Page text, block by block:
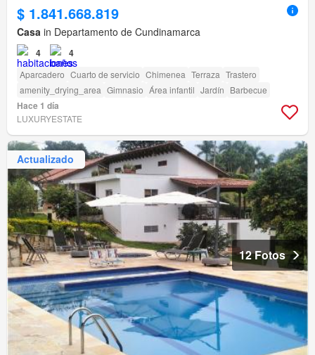
$ 1.841.668.819
Casa in Departamento de Cundinamarca
4 4
Aparcadero Cuarto de servicio Chimenea Terraza Trastero
amenity_drying_area Gimnasio Área infantil Jardín Barbecue
Hace 1 día
LUXURYESTATE
Actualizado
12 Fotos